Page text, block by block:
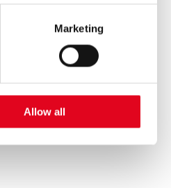
Art. 49 (1) sentence 1 a
In this case, there may
rights may not be
Marketing
Allow all